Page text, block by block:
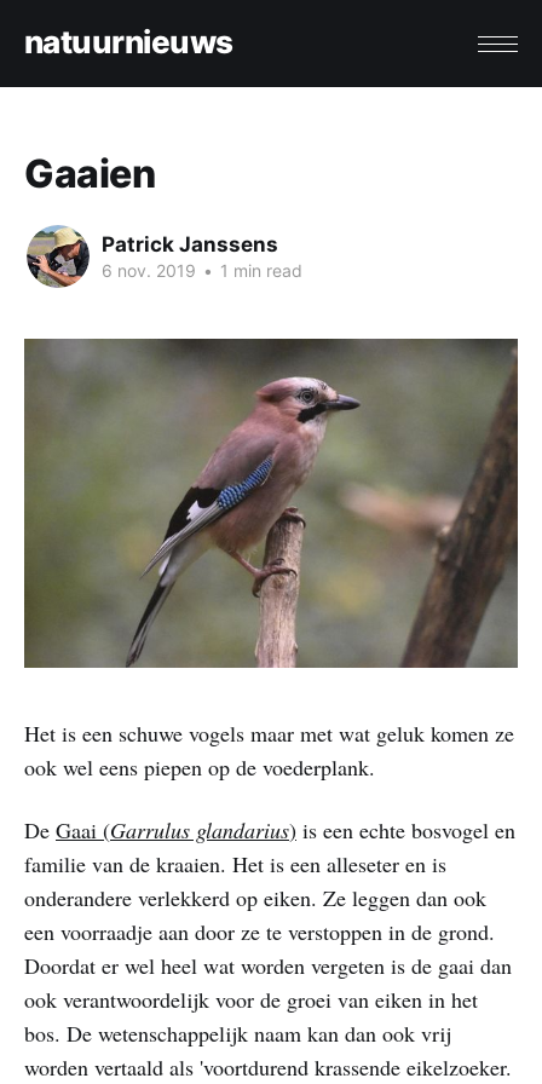
natuurnieuws
Gaaien
Patrick Janssens
6 nov. 2019 • 1 min read
Het is een schuwe vogels maar met wat geluk komen ze
ook wel eens piepen op de voederplank.
De Gaai (Garrulus glandarius) is een echte bosvogel en
familie van de kraaien. Het is een alleseter en is
onderandere verlekkerd op eiken. Ze leggen dan ook
een voorraadje aan door ze te verstoppen in de grond.
Doordat er wel heel wat worden vergeten is de gaai dan
ook verantwoordelijk voor de groei van eiken in het
bos. De wetenschappelijk naam kan dan ook vrij
worden vertaald als 'voortdurend krassende eikelzoeker.